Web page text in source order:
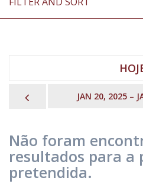
PREVIOUSJAN 20, 2025 –
Não foram
resultados para a
pretendida.